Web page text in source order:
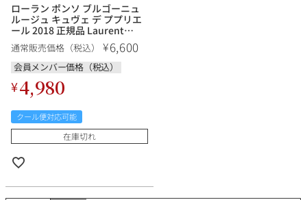
ローラン ポンソ ブルゴーニュ
ルージュ キュヴェ デ ププリエ
ール 2018 正規品 Laurent
Ponsot Bourgogne Rouge
Cuvee des Peupliers フランス
ブルゴーニュ 赤ワイン
通常販売価格（税込） ¥6,600
会員メンバー価格（税込）
¥4,980
クール便対応可能
在庫切れ